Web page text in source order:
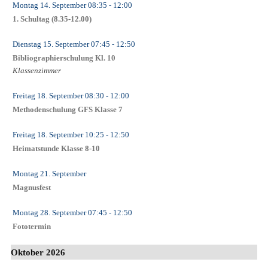
Montag 14. September08:35 - 12:00
1. Schultag (8.35-12.00)
Dienstag 15. September07:45 - 12:50
Bibliographierschulung Kl. 10
Klassenzimmer
Freitag 18. September08:30 - 12:00
Methodenschulung GFS Klasse 7
Freitag 18. September10:25 - 12:50
Heimatstunde Klasse 8-10
Montag 21. September
Magnusfest
Montag 28. September07:45 - 12:50
Fototermin
Oktober 2026